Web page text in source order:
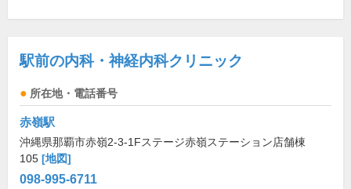
駅前の内科・神経内科クリニック
所在地・電話番号
赤嶺駅
沖縄県那覇市赤嶺2-3-1Fステージ赤嶺ステーション店舗棟
105 [地図]
098-995-6711